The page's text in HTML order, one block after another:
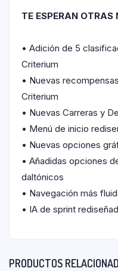
TE ESPERAN OTRAS
• Adición de 5
Criterium
• Nuevas
Criterium
• Nuevas Carreras y
• Menú de inicio
• Nuevas opciones
• Añadidas opciones
daltónicos
• Navegación más
• IA de sprint
PRODUCTOS